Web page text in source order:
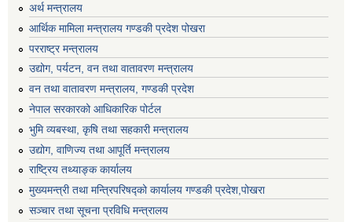
अर्थ मन्त्रालय
आर्थिक मामिला मन्त्रालय गण्डकी प्रदेश पोखरा
परराष्ट्र मन्त्रालय
उद्योग, पर्यटन, वन तथा वातावरण मन्त्रालय
वन तथा वातावरण मन्त्रालय, गण्डकी प्रदेश
नेपाल सरकारको आधिकारिक पोर्टल
भुमि व्यबस्था, कृषि तथा सहकारी मन्त्रालय
उद्योग, वाणिज्य तथा आपूर्ति मन्त्रालय
राष्ट्रिय तथ्याङ्क कार्यालय
मुख्यमन्त्री तथा मन्त्रिपरिषद्को कार्यालय गण्डकी प्रदेश,पोखरा
सञ्‍चार तथा सूचना प्रविधि मन्त्रालय